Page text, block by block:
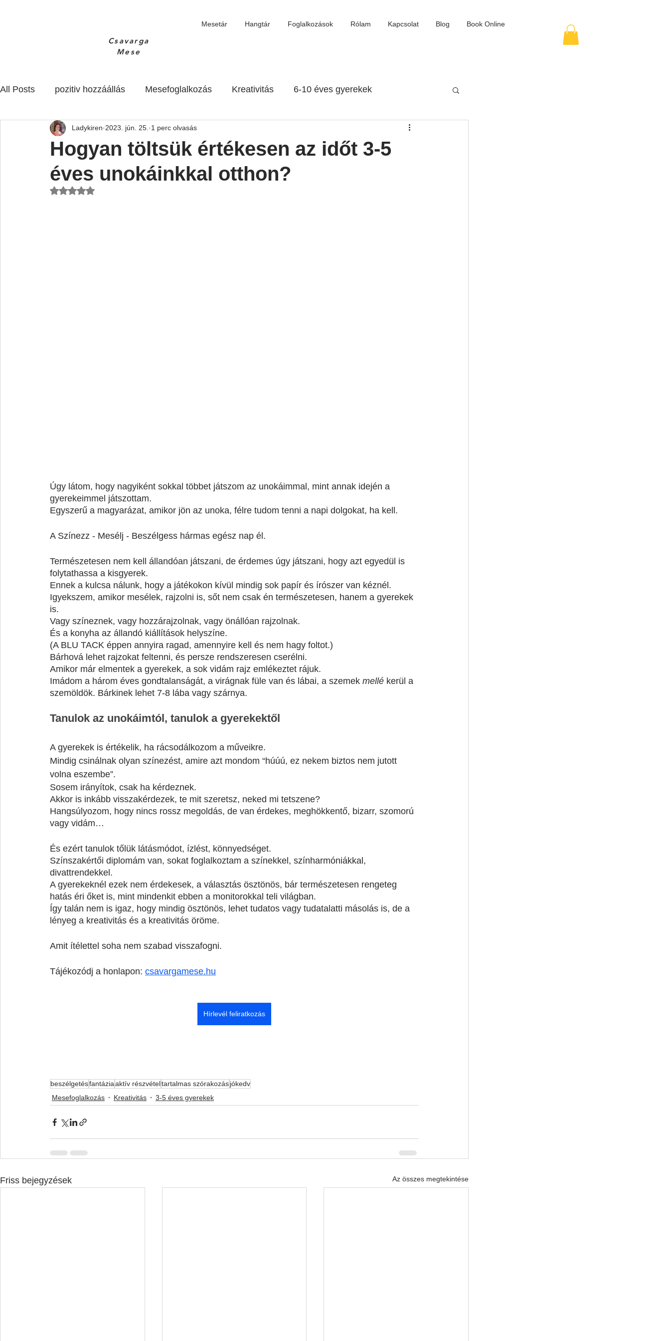
Csavarga
Mese
Mesetár Hangtár Foglalkozások Rólam Kapcsolat Blog Book Online
All Posts pozitiv hozzáállás Mesefoglalkozás Kreativitás 6-10 éves gyerekek
3-5 éves gyerekek születésnapi buli
Gondolatok 3 év alatt
Hogyan töltsük értékesen az időt 3-5
éves unokáinkkal otthon?
Ladykiren 2023. jún. 25. 1 perc olvasás
NaN csillagot kapott az 5-ből.
Úgy látom, hogy nagyiként sokkal többet játszom az unokáimmal, mint annak idején a
gyerekeimmel játszottam.
Egyszerű a magyarázat, amikor jön az unoka, félre tudom tenni a napi dolgokat, ha kell.
A Színezz - Mesélj - Beszélgess hármas egész nap él.
Természetesen nem kell állandóan játszani, de érdemes úgy játszani, hogy azt egyedül is
folytathassa a kisgyerek.
Ennek a kulcsa nálunk, hogy a játékokon kívül mindig sok papír és írószer van kéznél.
Igyekszem, amikor mesélek, rajzolni is, sőt nem csak én természetesen, hanem a gyerekek
is.
Vagy színeznek, vagy hozzárajzolnak, vagy önállóan rajzolnak.
És a konyha az állandó kiállítások helyszíne.
(A BLU TACK éppen annyira ragad, amennyire kell és nem hagy foltot.)
Bárhová lehet rajzokat feltenni, és persze rendszeresen cserélni.
Amikor már elmentek a gyerekek, a sok vidám rajz emlékeztet rájuk.
Imádom a három éves gondtalanságát, a virágnak füle van és lábai, a szemek mellé kerül a
szemöldök. Bárkinek lehet 7-8 lába vagy szárnya.
Tanulok az unokáimtól, tanulok a gyerekektől
A gyerekek is értékelik, ha rácsodálkozom a műveikre.
Mindig csinálnak olyan színezést, amire azt mondom “húúú, ez nekem biztos nem jutott
volna eszembe”.
Sosem irányítok, csak ha kérdeznek.
Akkor is inkább visszakérdezek, te mit szeretsz, neked mi tetszene?
Hangsúlyozom, hogy nincs rossz megoldás, de van érdekes, meghökkentő, bizarr, szomorú
vagy vidám…
És ezért tanulok tőlük látásmódot, ízlést, könnyedséget.
Színszakértői diplomám van, sokat foglalkoztam a színekkel, színharmóniákkal,
divattrendekkel.
A gyerekeknél ezek nem érdekesek, a választás ösztönös, bár természetesen rengeteg
hatás éri őket is, mint mindenkit ebben a monitorokkal teli világban.
Így talán nem is igaz, hogy mindig ösztönös, lehet tudatos vagy tudatalatti másolás is, de a
lényeg a kreativitás és a kreativitás öröme.
Amit ítélettel soha nem szabad visszafogni.
Tájékozódj a honlapon: csavargamese.hu
Hírlevél feliratkozás
beszélgetésfantáziaaktív részvételtartalmas szórakozásjókedv
Mesefoglalkozás
Kreativitás 3-5 éves gyerekek
Friss bejegyzések Az összes megtekintése